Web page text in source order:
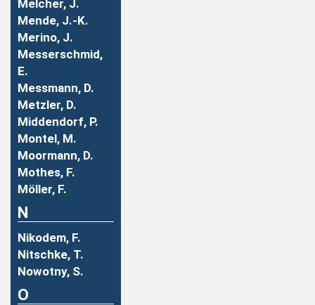
Melcher, J.
Mende, J.-K.
Merino, J.
Messerschmid,
E.
Messmann, D.
Metzler, D.
Middendorf, P.
Montel, M.
Moormann, D.
Mothes, F.
Möller, F.
N
Nikodem, F.
Nitschke, T.
Nowotny, S.
O